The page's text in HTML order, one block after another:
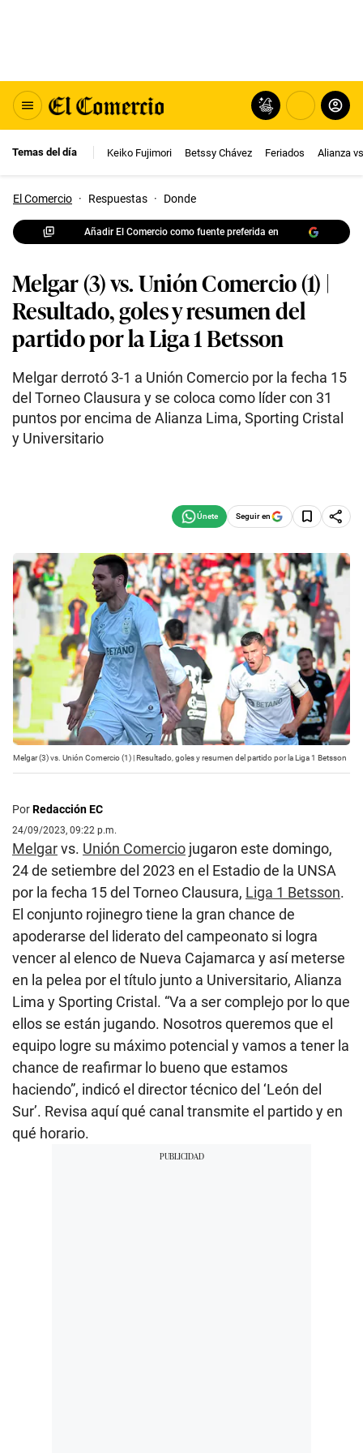
Temas del día Keiko Fujimori Betssy Chávez Feriados Alianza
El Comercio · Respuestas · Donde
Añadir El Comercio como fuente preferida en
Melgar (3) vs. Unión Comercio (1) |
Resultado, goles y resumen del
partido por la Liga 1 Betsson
Melgar derrotó 3-1 a Unión Comercio por la fecha 15
del Torneo Clausura y se coloca como líder con 31
puntos por encima de Alianza Lima, Sporting Cristal
y Universitario
Seguir en
Melgar (3) vs. Unión Comercio (1) | Resultado, goles y resumen del partido por la Liga 1 Betsson
PorRedacción EC
24/09/2023, 09:22 p.m.
Melgarvs. Unión Comercio jugaron este domingo,
24 de setiembre del 2023 en el Estadio de la UNSA
por la fecha 15 del Torneo Clausura, Liga 1 Betsson.
El conjunto rojinegro tiene la gran chance de
apoderarse del liderato del campeonato si logra
vencer al elenco de Nueva Cajamarca y así meterse
en la pelea por el título junto a Universitario, Alianza
Lima y Sporting Cristal. “Va a ser complejo por lo que
ellos se están jugando. Nosotros queremos que el
equipo logre su máximo potencial y vamos a tener la
chance de reafirmar lo bueno que estamos
haciendo”, indicó el director técnico del ‘León del
Sur’. Revisa aquí qué canal transmite el partido y en
qué horario.